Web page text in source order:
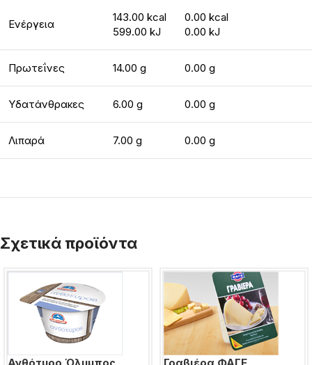
Ενέργεια
143.00 kcal
599.00 kJ
0.00 kcal
0.00 kJ
Πρωτεΐνες 14.00 g 0.00 g
Υδατάνθρακες 6.00 g 0.00 g
Λιπαρά 7.00 g 0.00 g
Σχετικά προϊόντα